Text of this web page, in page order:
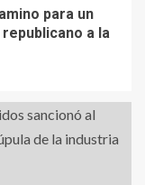
para un
a la